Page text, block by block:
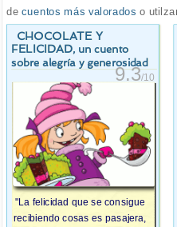
decuentos más valorados o
CHOCOLATE Y
FELICIDAD, un cuento
sobre alegría y generosidad
9.3/10
"La felicidad que se consigue
recibiendo cosas es pasajera,